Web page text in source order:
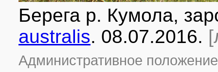
Берега р. Кумола,
australis. 08.07.2016.
Административное